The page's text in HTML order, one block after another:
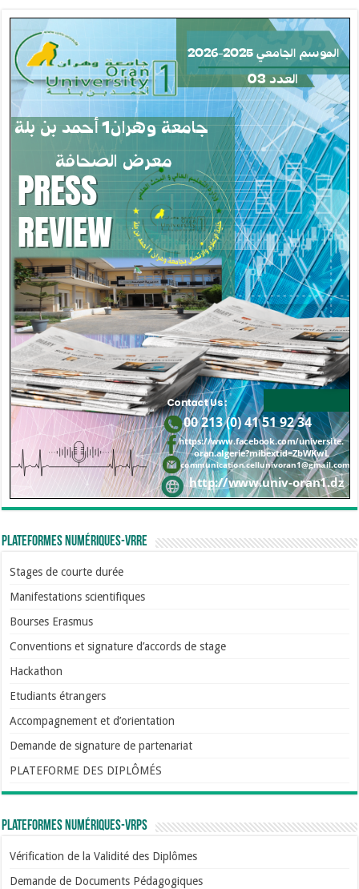
Plateformes numériques-VRRE
Stages de courte durée
Manifestations scientifiques
Bourses Erasmus
Conventions et signature d’accords de stage
Hackathon
Etudiants étrangers
Accompagnement et d’orientation
Demande de signature de partenariat
PLATEFORME DES DIPLÔMÉS
Plateformes numériques-VRPS
Vérification de la Validité des Diplômes
Demande de Documents Pédagogiques